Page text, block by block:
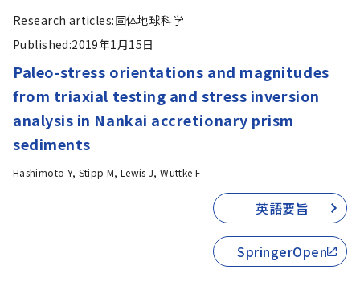
Research articles:固体地球科学
Published:2019年1月15日
Paleo-stress orientations and magnitudes
from triaxial testing and stress inversion
analysis in Nankai accretionary prism
sediments
Hashimoto Y, Stipp M, Lewis J, Wuttke F
英語要旨
SpringerOpen